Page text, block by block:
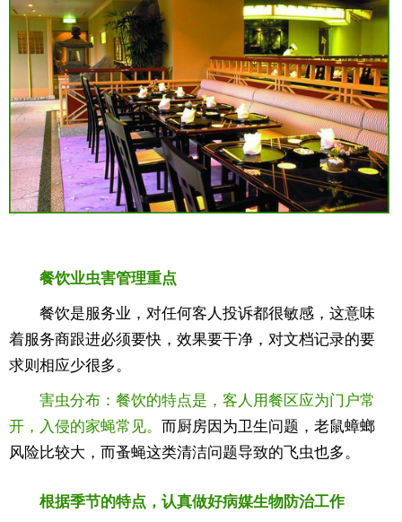
餐饮业虫害管理重点
餐饮是服务业，对任何客人投诉都很敏感，这意味
着服务商跟进必须要快，效果要干净，对文档记录的要
求则相应少很多。
害虫分布：餐饮的特点是，客人用餐区应为门户常
开，入侵的家蝇常见。 而厨房因为卫生问题，老鼠蟑螂
风险比较大，而蚤蝇这类清洁问题导致的飞虫也多。
根据季节的特点，认真做好病媒生物防治工作